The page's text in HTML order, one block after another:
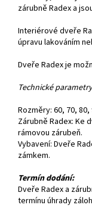
zárubně Radex a
Interiérové dveře
úpravu lakováním
Dveře Radex je
Technické
Rozměry: 60, 70, 80,
Zárubně Radex: Ke
rámovou zárubeň.
Vybavení: Dveře
zámkem.
Termín dodání:
Dveře Radex a
termínu úhrady